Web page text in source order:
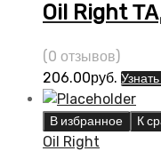
Oil Right
(0 отзывов)
206.00руб.
В избранное К
Oil Right